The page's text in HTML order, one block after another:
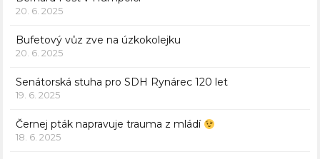
20. 6. 2025
Bufetový vůz zve na úzkokolejku
20. 6. 2025
Senátorská stuha pro SDH Rynárec 120 let
19. 6. 2025
Černej pták napravuje trauma z mládí
18. 6. 2025